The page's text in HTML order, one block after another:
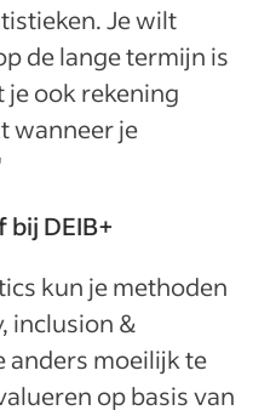
Je wilt
de lange termijn is
je ook rekening
wanneer je
DEIB+
kun je methoden
inclusion &
anders moeilijk te
op basis van